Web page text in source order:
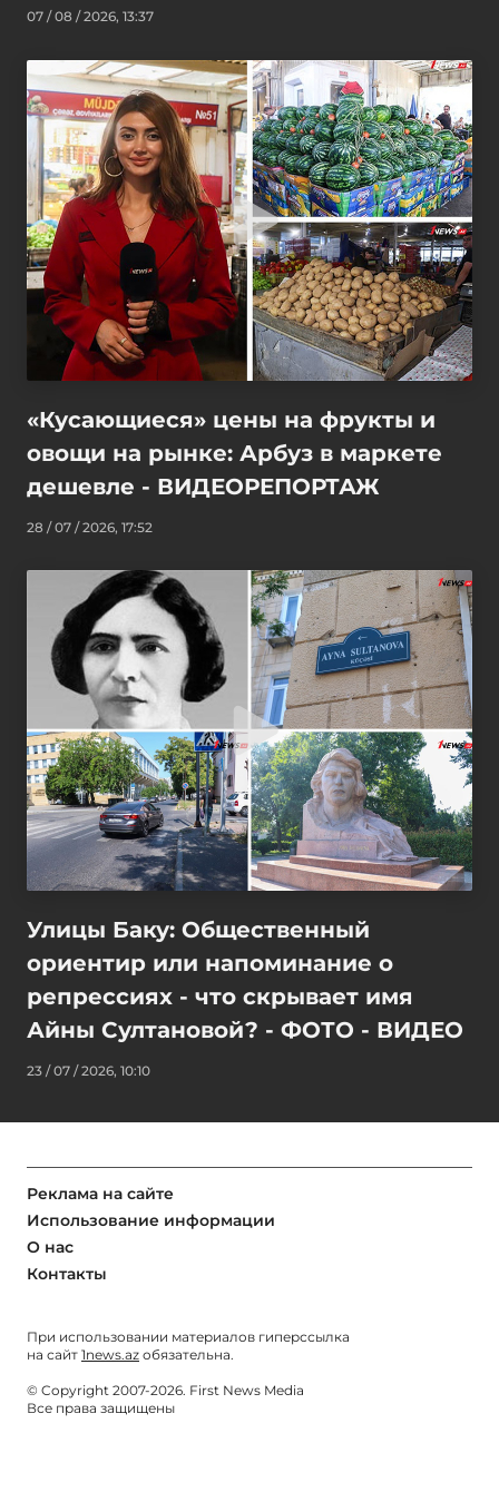
07 / 08 / 2026, 13:37
«Кусающиеся» цены на фрукты и
овощи на рынке: Арбуз в маркете
дешевле - ВИДЕОРЕПОРТАЖ
28 / 07 / 2026, 17:52
Улицы Баку: Общественный
ориентир или напоминание о
репрессиях - что скрывает имя
Айны Султановой? - ФОТО - ВИДЕО
23 / 07 / 2026, 10:10
Реклама на сайте
Использование информации
О нас
Контакты
При использовании материалов гиперссылка
на сайт 1news.az обязательна.
© Copyright 2007-2026. First News Media
Все права защищены